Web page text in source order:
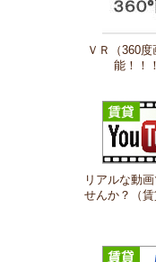
ＶＲ（360
能！！
リアルな動
せんか？（